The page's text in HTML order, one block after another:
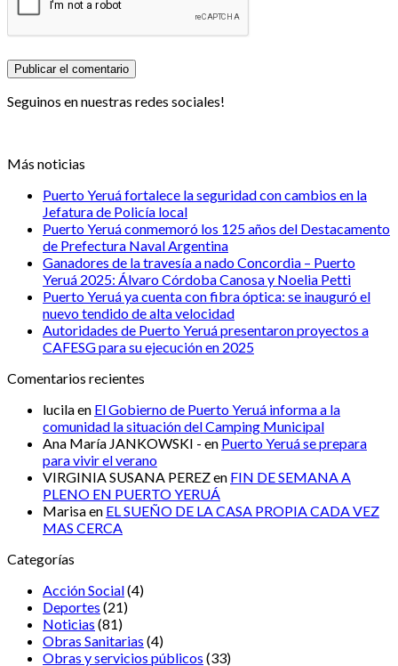
Seguinos en nuestras redes sociales!
Más noticias
Puerto Yeruá fortalece la seguridad con cambios en la
Jefatura de Policía local
Puerto Yeruá conmemoró los 125 años del Destacamento
de Prefectura Naval Argentina
Ganadores de la travesía a nado Concordia – Puerto
Yeruá 2025: Álvaro Córdoba Canosa y Noelia Petti
Puerto Yeruá ya cuenta con fibra óptica: se inauguró el
nuevo tendido de alta velocidad
Autoridades de Puerto Yeruá presentaron proyectos a
CAFESG para su ejecución en 2025
Comentarios recientes
lucilaen El Gobierno de Puerto Yeruá informa a la
comunidad la situación del Camping Municipal
Ana María JANKOWSKI - en Puerto Yeruá se prepara
para vivir el verano
VIRGINIA SUSANA PEREZen FIN DE SEMANA A
PLENO EN PUERTO YERUÁ
Marisaen EL SUEÑO DE LA CASA PROPIA CADA VEZ
MAS CERCA
Categorías
Acción Social(4)
Deportes (21)
Noticias (81)
Obras Sanitarias (4)
Obras y servicios públicos (33)